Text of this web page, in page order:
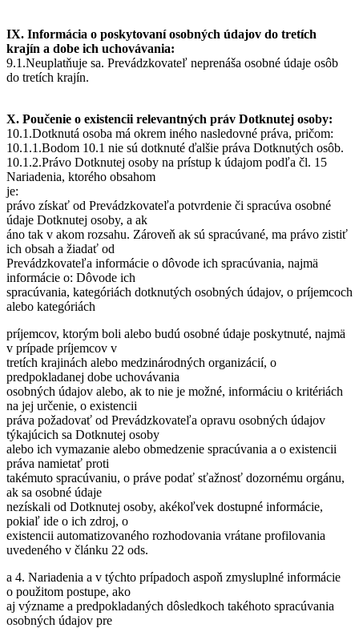
IX. Informácia o poskytovaní osobných údajov do tretích
krajín a dobe ich uchovávania:
9.1.Neuplatňuje sa. Prevádzkovateľ neprenáša osobné údaje osôb
do tretích krajín.
X. Poučenie o existencii relevantných práv Dotknutej osoby:
10.1.Dotknutá osoba má okrem iného nasledovné práva, pričom:
10.1.1.Bodom 10.1 nie sú dotknuté ďalšie práva Dotknutých osôb.
10.1.2.Právo Dotknutej osoby na prístup k údajom podľa čl. 15
Nariadenia, ktorého obsahom
je:
právo získať od Prevádzkovateľa potvrdenie či spracúva osobné
údaje Dotknutej osoby, a ak
áno tak v akom rozsahu. Zároveň ak sú spracúvané, ma právo zistiť
ich obsah a žiadať od
Prevádzkovateľa informácie o dôvode ich spracúvania, najmä
informácie o: Dôvode ich
spracúvania, kategóriách dotknutých osobných údajov, o príjemcoch
alebo kategóriách
príjemcov, ktorým boli alebo budú osobné údaje poskytnuté, najmä
v prípade príjemcov v
tretích krajinách alebo medzinárodných organizácií, o
predpokladanej dobe uchovávania
osobných údajov alebo, ak to nie je možné, informáciu o kritériách
na jej určenie, o existencii
práva požadovať od Prevádzkovateľa opravu osobných údajov
týkajúcich sa Dotknutej osoby
alebo ich vymazanie alebo obmedzenie spracúvania a o existencii
práva namietať proti
takémuto spracúvaniu, o práve podať sťažnosť dozornému orgánu,
ak sa osobné údaje
nezískali od Dotknutej osoby, akékoľvek dostupné informácie,
pokiaľ ide o ich zdroj, o
existencii automatizovaného rozhodovania vrátane profilovania
uvedeného v článku 22 ods.
a 4. Nariadenia a v týchto prípadoch aspoň zmysluplné informácie
o použitom postupe, ako
aj význame a predpokladaných dôsledkoch takéhoto spracúvania
osobných údajov pre